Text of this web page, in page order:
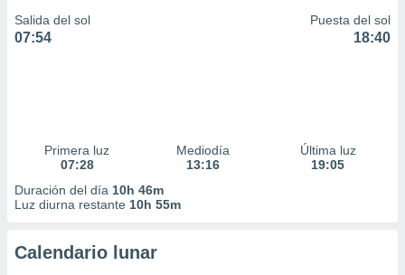
Salida del sol
07:54
Puesta del sol
18:40
Primera luz
07:28
Mediodía
13:16
Última luz
19:05
Duración del día 10h 46m
Luz diurna restante 10h 55m
Calendario lunar